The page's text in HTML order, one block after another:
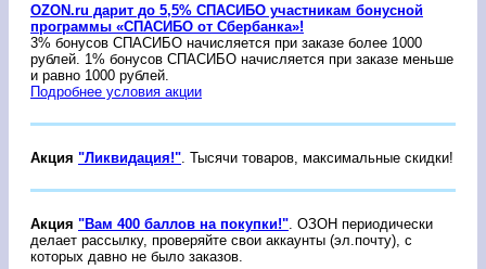
OZON.ru дарит до 5,5% СПАСИБО участникам бонусной
программы «СПАСИБО от Сбербанка»!
3% бонусов СПАСИБО начисляется при заказе более 1000
рублей. 1% бонусов СПАСИБО начисляется при заказе меньше
и равно 1000 рублей.
Подробнее условия акции
Акция "Ликвидация!" . Тысячи товаров, максимальные скидки!
Акция "Вам 400 баллов на покупки!" . ОЗОН периодически
делает рассылку, проверяйте свои аккаунты (эл.почту), с
которых давно не было заказов.